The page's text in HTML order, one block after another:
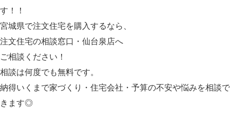
す！！
宮城県で注文住宅を購入するなら、
注文住宅の相談窓口・仙台泉店へ
ご相談ください！
相談は何度でも無料です。
納得いくまで家づくり・住宅会社・予算の不安や悩みを相談で
きます◎